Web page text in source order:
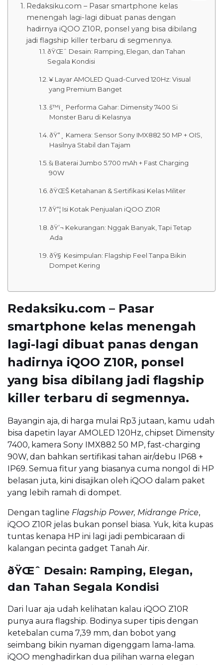
Redaksiku.com – Pasar smartphone kelas
menengah lagi-lagi dibuat panas dengan
hadirnya iQOO Z10R, ponsel yang bisa dibilang
jadi flagship killer terbaru di segmennya.
ðŸŒˆ Desain: Ramping, Elegan, dan Tahan
Segala Kondisi
¥ Layar AMOLED Quad-Curved 120Hz: Visual
yang Premium Banget
š™ï¸ Performa Gahar: Dimensity 7400 Si
Monster Baru di Kelasnya
ðŸ“¸ Kamera: Sensor Sony IMX882 50 MP + OIS,
Hasilnya Stabil dan Tajam
š¡ Baterai Jumbo 5.700 mAh + Fast Charging
90W
ðŸŒŠ Ketahanan & Sertifikasi Kelas Militer
ðŸ“¦ Isi Kotak Penjualan iQOO Z10R
ðŸ’¬ Kekurangan: Nggak Banyak, Tapi Tetap
Ada
ðŸ§ Kesimpulan: Flagship Feel Tanpa Bikin
Dompet Kering
Redaksiku.com – Pasar
smartphone kelas menengah
lagi-lagi dibuat panas dengan
hadirnya iQOO Z10R, ponsel
yang bisa dibilang jadi flagship
killer terbaru di segmennya.
Bayangin aja, di harga mulai Rp3 jutaan, kamu udah
bisa dapetin layar AMOLED 120Hz, chipset Dimensity
7400, kamera Sony IMX882 50 MP, fast-charging
90W, dan bahkan sertifikasi tahan air/debu IP68 +
IP69. Semua fitur yang biasanya cuma nongol di HP
belasan juta, kini disajikan oleh iQOO dalam paket
yang lebih ramah di dompet.
Dengan tagline Flagship Power, Midrange Price,
iQOO Z10R jelas bukan ponsel biasa. Yuk, kita kupas
tuntas kenapa HP ini lagi jadi pembicaraan di
kalangan pecinta gadget Tanah Air.
ðŸŒˆ Desain: Ramping, Elegan,
dan Tahan Segala Kondisi
Dari luar aja udah kelihatan kalau iQOO Z10R
punya aura flagship. Bodinya super tipis dengan
ketebalan cuma 7,39 mm, dan bobot yang
seimbang bikin nyaman digenggam lama-lama.
iQOO menghadirkan dua pilihan warna elegan